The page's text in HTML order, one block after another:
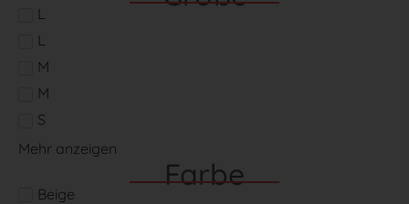
L
L
M
M
S
Mehr anzeigen
Farbe
Beige